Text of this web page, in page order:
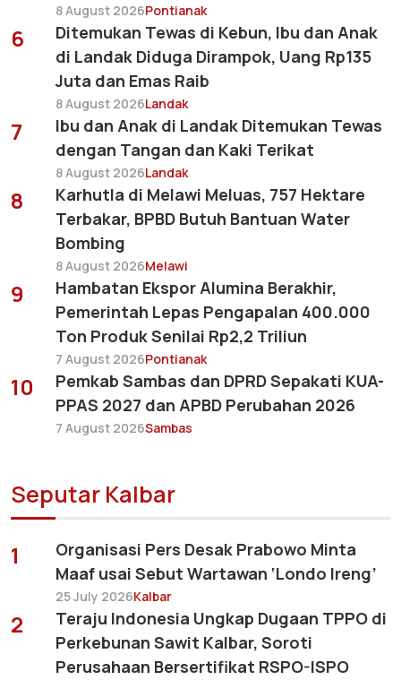
8 August 2026Pontianak
6
Ditemukan Tewas di Kebun, Ibu dan Anak
di Landak Diduga Dirampok, Uang Rp135
Juta dan Emas Raib
8 August 2026Landak
7
Ibu dan Anak di Landak Ditemukan Tewas
dengan Tangan dan Kaki Terikat
8 August 2026Landak
8
Karhutla di Melawi Meluas, 757 Hektare
Terbakar, BPBD Butuh Bantuan Water
Bombing
8 August 2026Melawi
9
Hambatan Ekspor Alumina Berakhir,
Pemerintah Lepas Pengapalan 400.000
Ton Produk Senilai Rp2,2 Triliun
7 August 2026Pontianak
10
Pemkab Sambas dan DPRD Sepakati KUA-
PPAS 2027 dan APBD Perubahan 2026
7 August 2026Sambas
Seputar Kalbar
1
Organisasi Pers Desak Prabowo Minta
Maaf usai Sebut Wartawan ‘Londo Ireng’
25 July 2026Kalbar
2
Teraju Indonesia Ungkap Dugaan TPPO di
Perkebunan Sawit Kalbar, Soroti
Perusahaan Bersertifikat RSPO-ISPO